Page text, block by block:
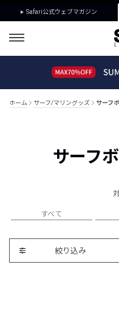
Safari公式ウェブマガジン
ホーム サーフ/マリングッズ サーフ
サーフ
すべて
絞り込み